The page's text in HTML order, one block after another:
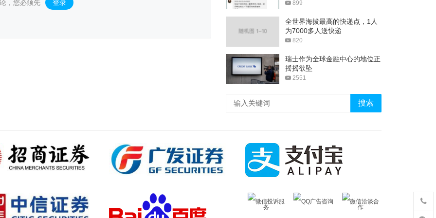
，您必须先 登录 。 899
全世界海拔最高的快递点，1人
为7000多人送快递
820
瑞士作为全球金融中心的地位正
摇摇欲坠
2551
搜索
微信投诉服
务
QQ广告咨询
微信洽谈合
作